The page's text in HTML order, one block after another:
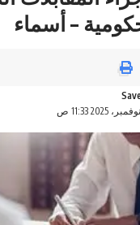
– أسماء